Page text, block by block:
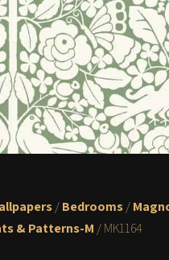
/Bedrooms/
& Patterns-M / MK1164